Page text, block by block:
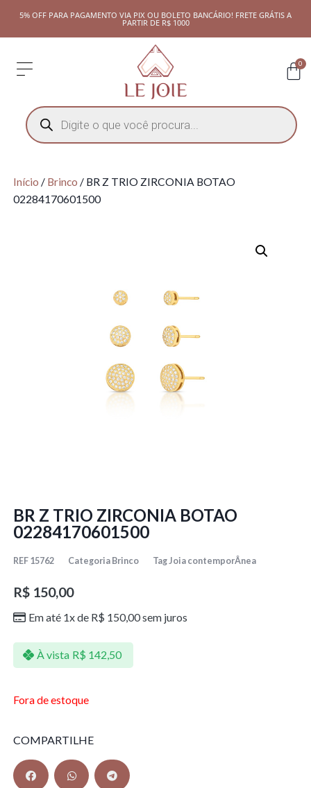
5% OFF PARA PAGAMENTO VIA PIX OU BOLETO BANCÁRIO! FRETE GRÁTIS A
PARTIR DE R$ 1000
0
Início / Brinco / BR Z TRIO ZIRCONIA BOTAO
02284170601500
BR Z TRIO ZIRCONIA BOTAO
02284170601500
REF 15762 Categoria Brinco Tag Joia contemporÂnea
R$150,00
Em até 1x de R$ 150,00sem juros
À vista R$ 142,50
Fora de estoque
COMPARTILHE